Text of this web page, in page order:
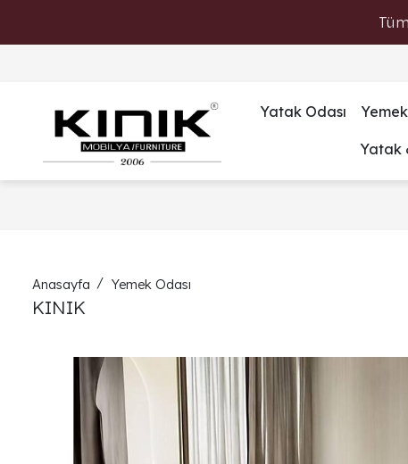
Yatak Odası
Yatak
Anasayfa Yemek Odası
KINIK